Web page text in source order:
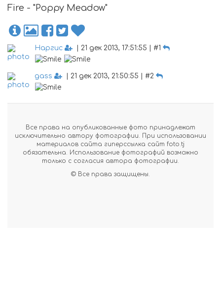
Fire - "Poppy Meadow"
Наргис | 21 дек 2013, 17:51:55 | #1
gass | 21 дек 2013, 21:50:55 | #2
Все права на опубликованные фото принадлежат
исключительно автору фотографии. При использовании
материалов сайта гиперссылка сайт foto.tj
обязательна. Использование фотографий возможно
только с согласия автора фотографии.
© Все права защищены.